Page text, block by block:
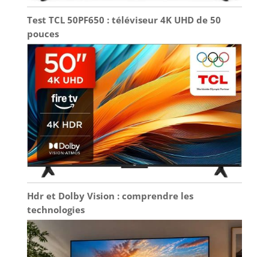
Test TCL 50PF650 : téléviseur 4K UHD de 50
pouces
Hdr et Dolby Vision : comprendre les
technologies